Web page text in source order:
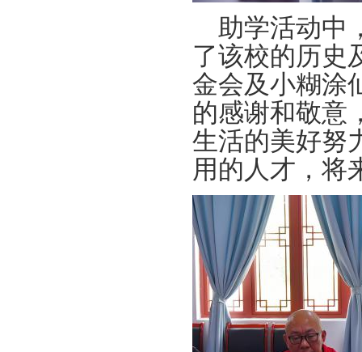
助学活动中
了该校的历史
金会及小糊涂
的感谢和敬意
生活的美好努
用的人才，将